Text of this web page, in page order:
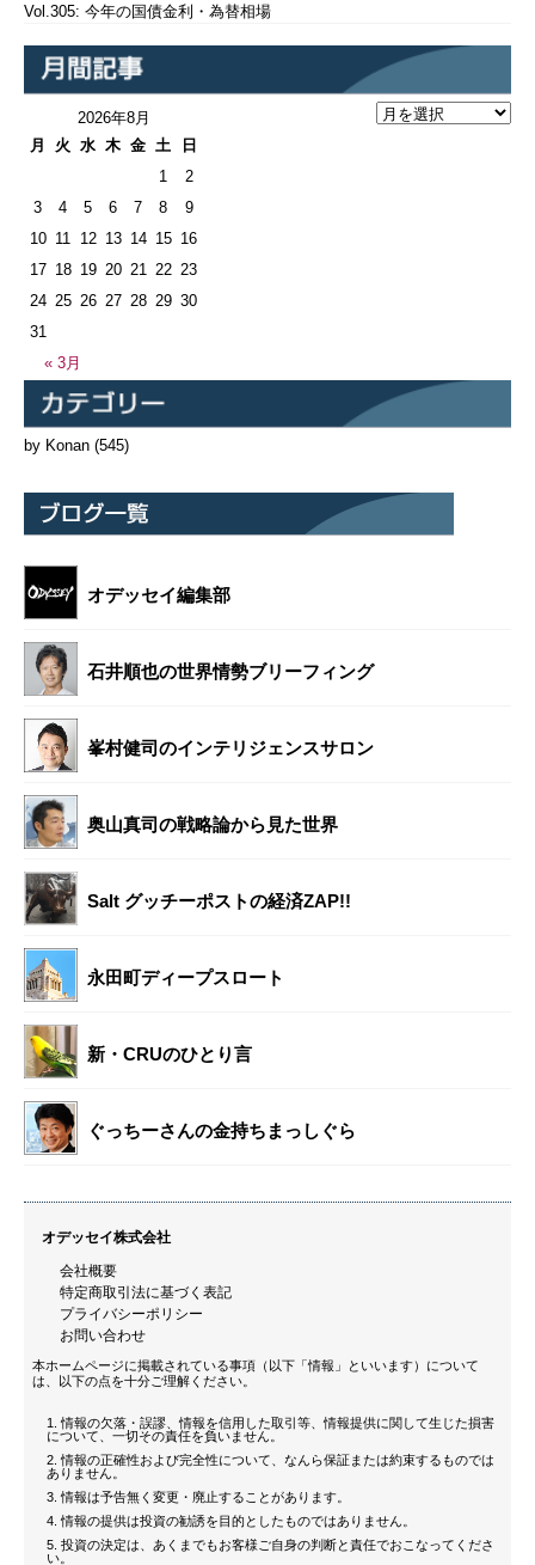
Vol.305: 今年の国債金利・為替相場
2026年8月
月
火 水 木 金 土 日
« 3月
1
2
3
4 5 6 7 8
9
10 11 12 13 14 15 16
17 18 19 20 21 22 23
24 25 26 27 28 29 30
31
by Konan (545)
オデッセイ編集部
石井順也の世界情勢ブリーフィング
峯村健司のインテリジェンスサロン
奥山真司の戦略論から見た世界
Salt グッチーポストの経済ZAP!!
永田町ディープスロート
新・CRUのひとり言
ぐっちーさんの金持ちまっしぐら
オデッセイ株式会社
会社概要
特定商取引法に基づく表記
プライバシーポリシー
お問い合わせ
本ホームページに掲載されている事項（以下「情報」といいます）について
は、以下の点を十分ご理解ください。
情報の欠落・誤謬、情報を信用した取引等、情報提供に関して生じた損害
について、一切その責任を負いません。
情報の正確性および完全性について、なんら保証または約束するものでは
ありません。
情報は予告無く変更・廃止することがあります。
情報の提供は投資の勧誘を目的としたものではありません。
投資の決定は、あくまでもお客様ご自身の判断と責任でおこなってくださ
い。